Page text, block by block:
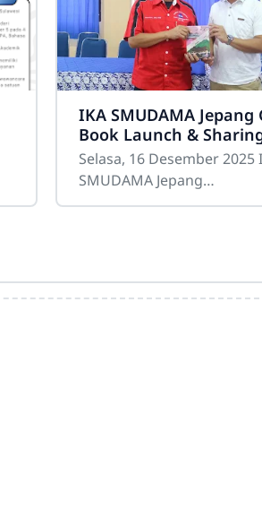
IKA SMUDAMA Jepang
Book Launch &
Session di SMAN 5
Selasa, 16 Desember 2025
SMUDAMA Jepang
menyelenggarakan